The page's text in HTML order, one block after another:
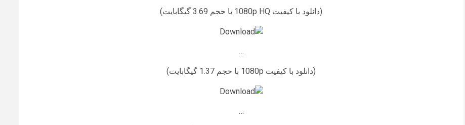
(دانلود با کیفیت 1080p HQ با حجم 3.69 گیگابایت)
…
(دانلود با کیفیت 1080p با حجم 1.37 گیگابایت)
…